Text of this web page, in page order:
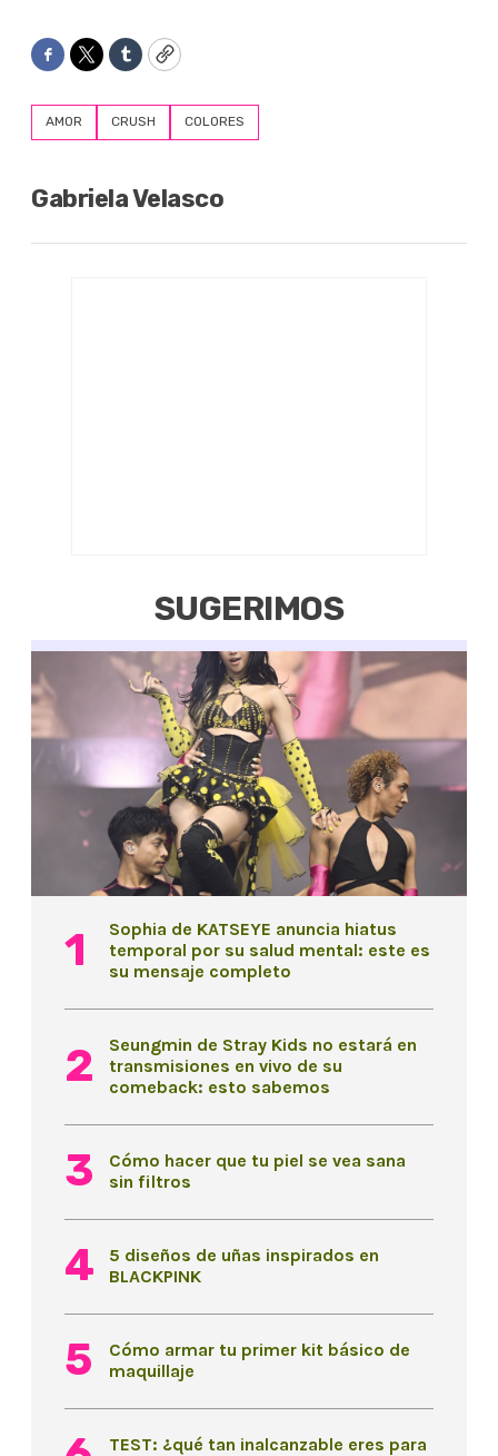
Facebook
TwitterTumblrCopy
AMOR CRUSH COLORES
Gabriela Velasco
SUGERIMOS
Sophia de KATSEYE anuncia hiatus
temporal por su salud mental: este es
su mensaje completo
Seungmin de Stray Kids no estará en
transmisiones en vivo de su
comeback: esto sabemos
Cómo hacer que tu piel se vea sana
sin filtros
5 diseños de uñas inspirados en
BLACKPINK
Cómo armar tu primer kit básico de
maquillaje
TEST: ¿qué tan inalcanzable eres para